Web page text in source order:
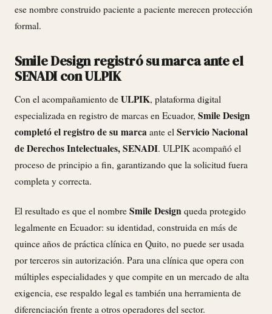
ese nombre construido paciente a paciente merecen protección
formal.
Smile Design registró su marca ante el
SENADI con ULPIK
Con el acompañamiento de ULPIK, plataforma digital
especializada en registro de marcas en Ecuador, Smile Design
completó el registro de su marca ante el Servicio Nacional
de Derechos Intelectuales, SENADI. ULPIK acompañó el
proceso de principio a fin, garantizando que la solicitud fuera
completa y correcta.
El resultado es que el nombre Smile Design queda protegido
legalmente en Ecuador: su identidad, construida en más de
quince años de práctica clínica en Quito, no puede ser usada
por terceros sin autorización. Para una clínica que opera con
múltiples especialidades y que compite en un mercado de alta
exigencia, ese respaldo legal es también una herramienta de
diferenciación frente a otros operadores del sector.